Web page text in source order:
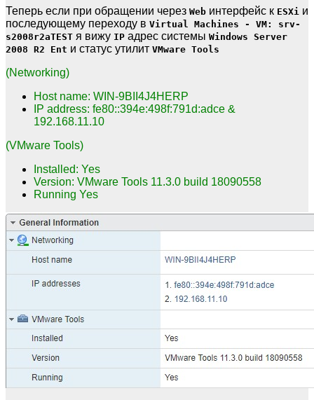
Теперь если при обращении через Web интерфейс к ESXi и
последующему переходу в Virtual Machines - VM: srv-
s2008r2aTEST я вижу IP адрес системы Windows Server
2008 R2 Ent и статус утилит VMware Tools
(Networking)
Host name: WIN-9BII4J4HERP
IP address: fe80::394e:498f:791d:adce &
192.168.11.10
(VMware Tools)
Installed: Yes
Version: VMware Tools 11.3.0 build 18090558
Running Yes